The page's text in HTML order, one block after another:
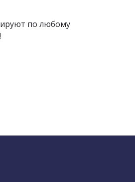
по любому